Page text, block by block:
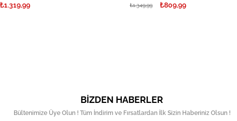
₺1.319,99 ₺809,99
₺1.349,99
BIZDEN HABERLER
Bültenimize Üye Olun ! Tüm İndirim ve Fırsatlardan İlk Sizin Haberiniz Olsun !